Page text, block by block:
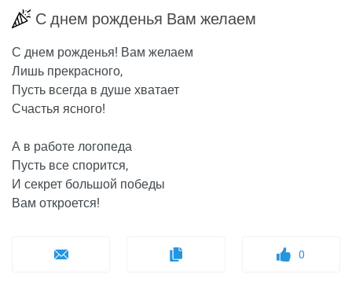
С днем рожденья Вам желаем
С днем рожденья! Вам желаем
Лишь прекрасного,
Пусть всегда в душе хватает
Счастья ясного!
А в работе логопеда
Пусть все спорится,
И секрет большой победы
Вам откроется!
0